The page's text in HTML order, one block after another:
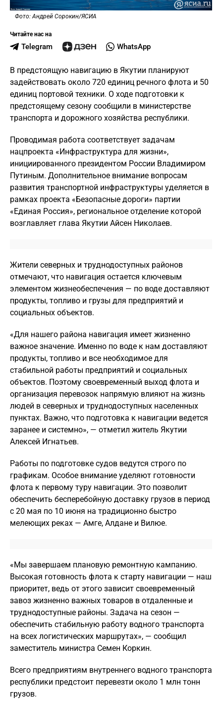
Фото: Андрей Сорокин/ЯСИА
Читайте нас на
Telegram WhatsApp
В предстоящую навигацию в Якутии планируют
задействовать около 720 единиц речного флота и 50
единиц портовой техники. О ходе подготовки к
предстоящему сезону сообщили в министерстве
транспорта и дорожного хозяйства республики.
Проводимая работа соответствует задачам
нацпроекта «Инфраструктура для жизни»,
инициированного президентом России Владимиром
Путиным. Дополнительное внимание вопросам
развития транспортной инфраструктуры уделяется в
рамках проекта «Безопасные дороги» партии
«Единая Россия», региональное отделение которой
возглавляет глава Якутии Айсен Николаев.
Жители северных и труднодоступных районов
отмечают, что навигация остается ключевым
элементом жизнеобеспечения — по воде доставляют
продукты, топливо и грузы для предприятий и
социальных объектов.
«Для нашего района навигация имеет жизненно
важное значение. Именно по воде к нам доставляют
продукты, топливо и все необходимое для
стабильной работы предприятий и социальных
объектов. Поэтому своевременный выход флота и
организация перевозок напрямую влияют на жизнь
людей в северных и труднодоступных населенных
пунктах. Важно, что подготовка к навигации ведется
заранее и системно», — отметил житель Якутии
Алексей Игнатьев.
Работы по подготовке судов ведутся строго по
графикам. Особое внимание уделяют готовности
флота к первому туру навигации. Это позволит
обеспечить бесперебойную доставку грузов в период
с 20 мая по 10 июня на традиционно быстро
мелеющих реках — Амге, Алдане и Вилюе.
«Мы завершаем плановую ремонтную кампанию.
Высокая готовность флота к старту навигации — наш
приоритет, ведь от этого зависит своевременный
завоз жизненно важных товаров в отдаленные и
труднодоступные районы. Задача на сезон —
обеспечить стабильную работу водного транспорта
на всех логистических маршрутах», — сообщил
заместитель министра Семен Коркин.
Всего предприятиям внутреннего водного транспорта
республики предстоит перевезти около 1 млн тонн
грузов.